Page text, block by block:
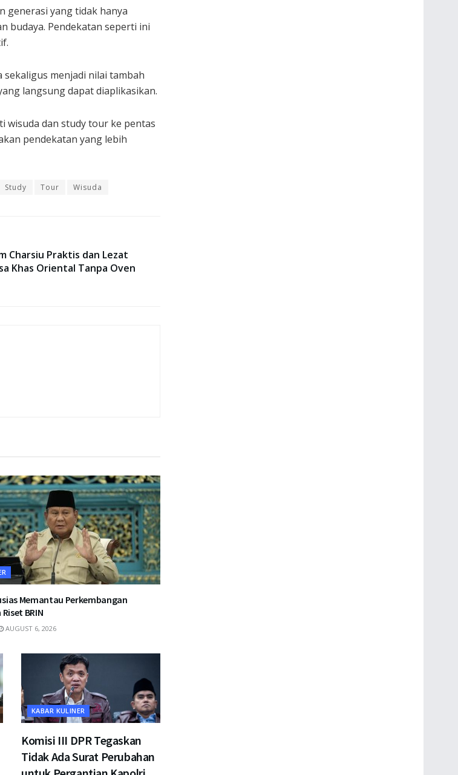
generasi yang tidak hanya
budaya. Pendekatan seperti ini
sekaligus menjadi nilai tambah
langsung dapat diaplikasikan.
wisuda dan study tour ke pentas
pendekatan yang lebih
Study Tour Wisuda
Charsiu Praktis dan Lezat
Khas Oriental Tanpa Oven
Memantau Perkembangan
BRIN
AUGUST 6, 2026
KABAR KULINER
Komisi III DPR Tegaskan
Tidak Ada Surat Perubahan